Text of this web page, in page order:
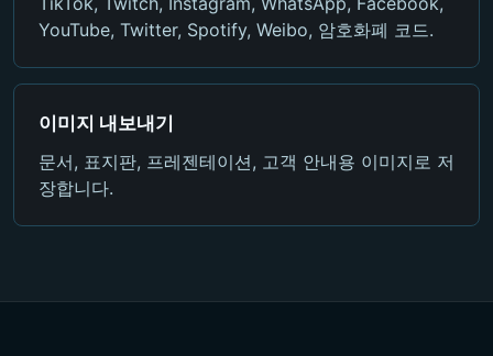
YouTube, Twitter, Spotify, Weibo, 암호화폐 코드.
이미지 내보내기
문서, 표지판, 프레젠테이션, 고객 안내용 이미지로 저
장합니다.